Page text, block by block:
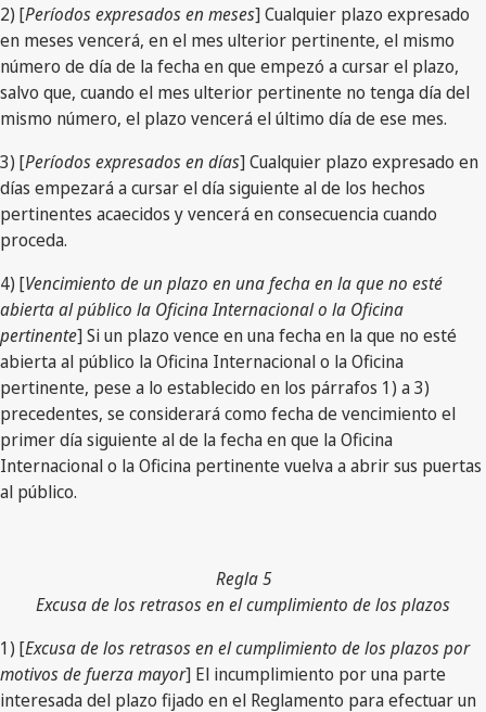
2) [Períodos expresados en meses] Cualquier plazo expresado
en meses vencerá, en el mes ulterior pertinente, el mismo
número de día de la fecha en que empezó a cursar el plazo,
salvo que, cuando el mes ulterior pertinente no tenga día del
mismo número, el plazo vencerá el último día de ese mes.
3) [Períodos expresados en días] Cualquier plazo expresado en
días empezará a cursar el día siguiente al de los hechos
pertinentes acaecidos y vencerá en consecuencia cuando
proceda.
4) [Vencimiento de un plazo en una fecha en la que no esté
abierta al público la Oficina Internacional o la Oficina
pertinente] Si un plazo vence en una fecha en la que no esté
abierta al público la Oficina Internacional o la Oficina
pertinente, pese a lo establecido en los párrafos 1) a 3)
precedentes, se considerará como fecha de vencimiento el
primer día siguiente al de la fecha en que la Oficina
Internacional o la Oficina pertinente vuelva a abrir sus puertas
al público.
Regla 5
Excusa de los retrasos en el cumplimiento de los plazos
1) [Excusa de los retrasos en el cumplimiento de los plazos por
motivos de fuerza mayor] El incumplimiento por una parte
interesada del plazo fijado en el Reglamento para efectuar un